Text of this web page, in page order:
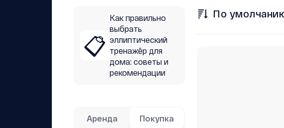
📋
Как правильно
выбрать
эллиптический
тренажёр для
дома: советы и
рекомендации
Аренда Покупка
По